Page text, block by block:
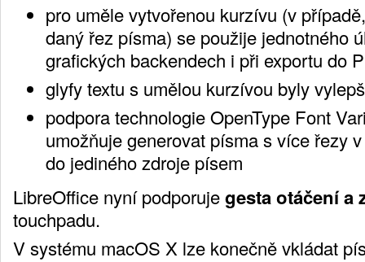
pro uměle vytvořenou kurzívu (v
daný řez písma) se použije jednotného
grafických backendech i při exportu do
glyfy textu s umělou kurzívou byly
podpora technologie OpenType Font
umožňuje generovat písma s více řezy
do jediného zdroje písem
LibreOffice nyní podporujegesta otáčení a
touchpadu.
V systému macOS X lze konečně vkládat